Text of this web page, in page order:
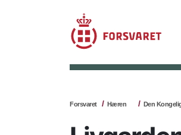
Forsvaret Hæren Den